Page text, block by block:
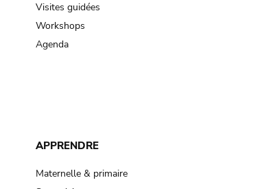
Visites guidées
Workshops
Agenda
APPRENDRE
Maternelle & primaire